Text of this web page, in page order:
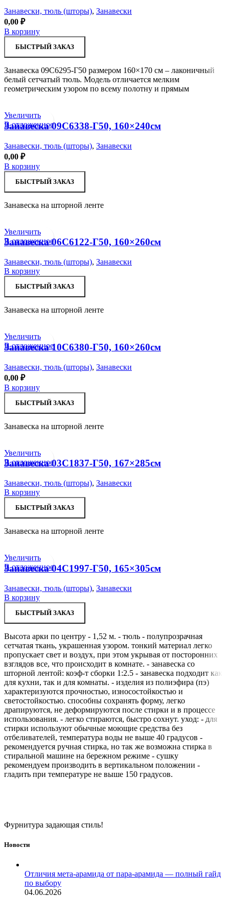
Занавески, тюль (шторы), Занавески
0,00 ₽
В корзину
БЫСТРЫЙ ЗАКАЗ
Занавеска 09С6295-Г50 размером 160×170 см – лаконичный
белый сетчатый тюль. Модель отличается мелким
геометрическим узором по всему полотну и прямым
Увеличить
В отложенное
Занавеска 09С6338-Г50, 160×240см
Занавески, тюль (шторы), Занавески
0,00 ₽
В корзину
БЫСТРЫЙ ЗАКАЗ
Занавеска на шторной ленте
Увеличить
В отложенное
Занавеска 06С6122-Г50, 160×260см
Занавески, тюль (шторы), Занавески
В корзину
БЫСТРЫЙ ЗАКАЗ
Занавеска на шторной ленте
Увеличить
В отложенное
Занавеска 10С6380-Г50, 160×260см
Занавески, тюль (шторы), Занавески
0,00 ₽
В корзину
БЫСТРЫЙ ЗАКАЗ
Занавеска на шторной ленте
Увеличить
В отложенное
Занавеска 03С1837-Г50, 167×285см
Занавески, тюль (шторы), Занавески
В корзину
БЫСТРЫЙ ЗАКАЗ
Занавеска на шторной ленте
Увеличить
В отложенное
Занавеска 04С1997-Г50, 165×305см
Занавески, тюль (шторы), Занавески
В корзину
БЫСТРЫЙ ЗАКАЗ
Высота арки по центру - 1,52 м. - тюль - полупрозрачная
сетчатая ткань, украшенная узором. тонкий материал легко
пропускает свет и воздух, при этом укрывая от посторонних
взглядов все, что происходит в комнате. - занавеска со
шторной лентой: коэф-т сборки 1:2.5 - занавеска подходит как
для кухни, так и для комнаты. - изделия из полиэфира (пэ)
характеризуются прочностью, износостойкостью и
светостойкостью. способны сохранять форму, легко
драпируются, не деформируются после стирки и в процессе
использования. - легко стираются, быстро сохнут. уход: - для
стирки используют обычные моющие средства без
отбеливателей, температура воды не выше 40 градусов -
рекомендуется ручная стирка, но так же возможна стирка в
стиральной машине на бережном режиме - сушку
рекомендуем производить в вертикальном положении -
гладить при температуре не выше 150 градусов.
Фурнитура задающая стиль!
Новости
Отличия мета-арамида от пара-арамида — полный гайд
по выбору
04.06.2026